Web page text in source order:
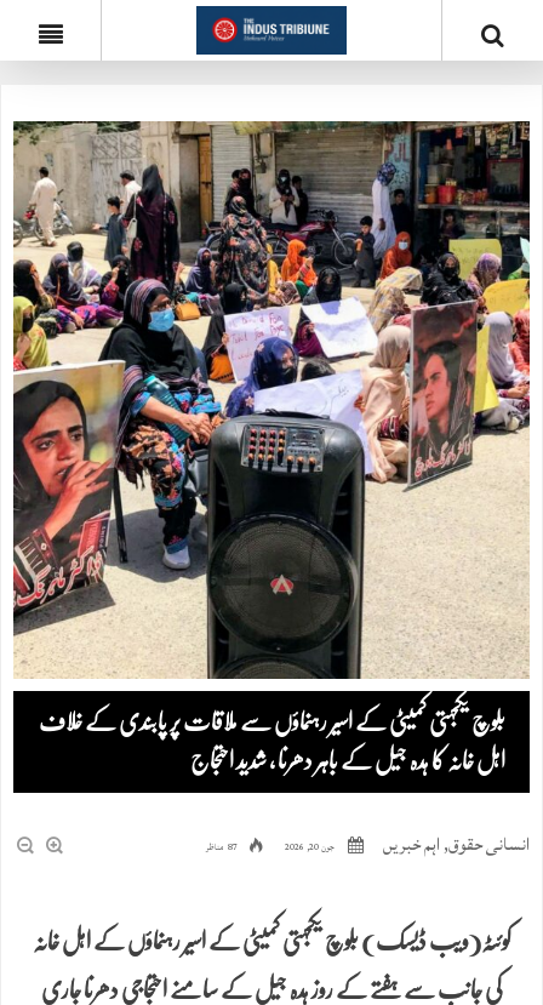
بلوچ یکجہتی کمیٹی کے اسیر رہنماؤں سے ملاقات پر پابندی کے خلاف
اہل خانہ کا ہدہ جیل کے باہر دھرنا ، شدید احتجاج
انسانی حقوق,اہم خبریں جون 20, 2026 87 مناظر
کوئٹہ(ویب ڈیسک) بلوچ یکجہتی کمیٹی کے اسیر رہنماؤں کے اہل خانہ
کی جانب سے ہفتے کے روز ہدہ جیل کے سامنے احتجاجی دھرنا جاری